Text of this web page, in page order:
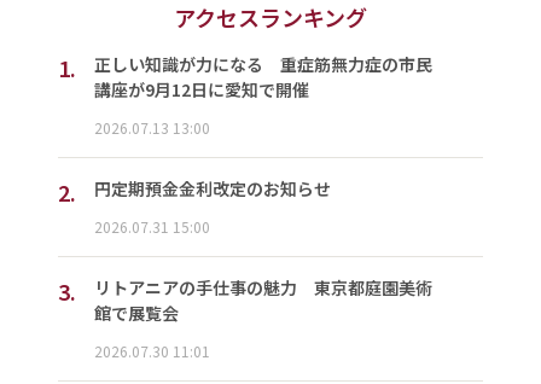
アクセスランキング
1.
正しい知識が力になる 重症筋無力症の市民
講座が9月12日に愛知で開催
2026.07.13 13:00
2. 円定期預金金利改定のお知らせ
2026.07.31 15:00
3.
リトアニアの手仕事の魅力 東京都庭園美術
館で展覧会
2026.07.30 11:01